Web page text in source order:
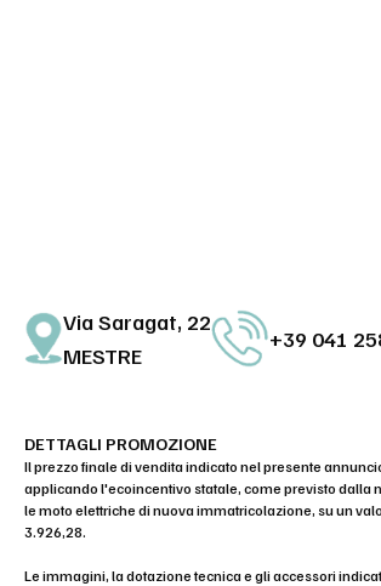
Via Saragat, 22
MESTRE
+39 041
DETTAGLI PROMOZIONE
Il prezzo finale di vendita indicato nel presente
applicando l'ecoincentivo statale, come previsto dalla
le moto elettriche di nuova immatricolazione, su un
3.926,28.
Le immagini, la dotazione tecnica e gli accessori